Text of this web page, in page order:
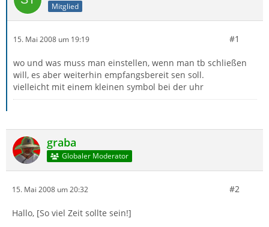
Mitglied
15. Mai 2008 um 19:19 #1
wo und was muss man einstellen, wenn man tb schließen
will, es aber weiterhin empfangsbereit sen soll.
vielleicht mit einem kleinen symbol bei der uhr
graba
Globaler Moderator
15. Mai 2008 um 20:32 #2
Hallo, [So viel Zeit sollte sein!]